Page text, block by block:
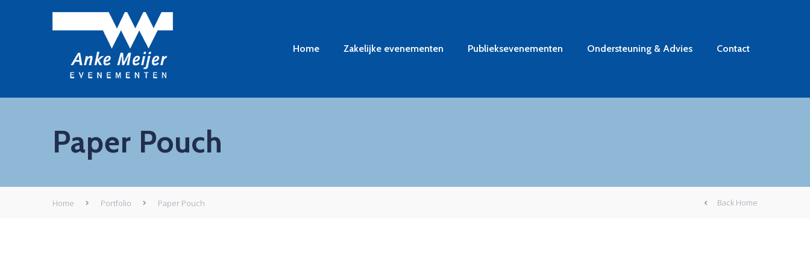
Home Zakelijke evenementen Publieksevenementen Ondersteuning & Advies Contact
Paper Pouch
Home Portfolio Paper Pouch Back Home